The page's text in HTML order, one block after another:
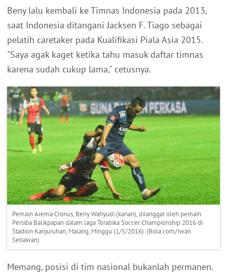
Beny lalu kembali ke Timnas Indonesia pada 2013,
saat Indonesia ditangani Jacksen F. Tiago sebagai
pelatih caretaker pada Kualifikasi Piala Asia 2015.
"Saya agak kaget ketika tahu masuk daftar timnas
karena sudah cukup lama," cetusnya.
Pemain Arema Cronus, Beny Wahyudi (kanan), dilanggar oleh pemain
Persiba Balikpapan dalam laga Torabika Soccer Championship 2016 di
Stadion Kanjuruhan, Malang, Minggu (1/5/2016). (Bola.com/Iwan
Setiawan)
Memang, posisi di tim nasional bukanlah permanen.